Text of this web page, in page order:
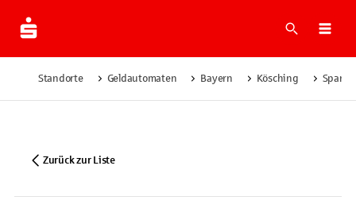
Suche
Standorte Geldautomaten Bayern Kösching
Zurück zur Liste